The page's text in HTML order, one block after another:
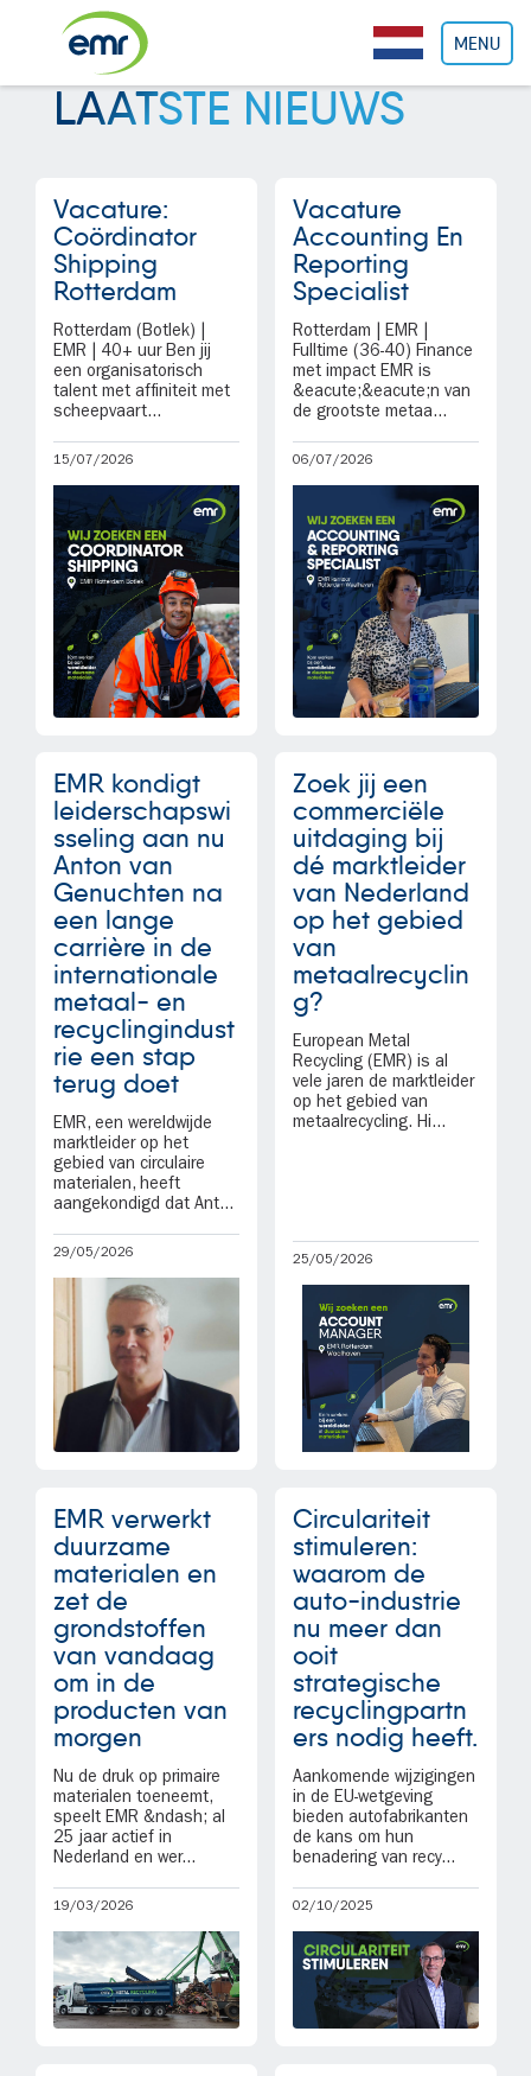
MENU
LAATSTE NIEUWS
Vacature:
Coördinator
Shipping
Rotterdam
Rotterdam (Botlek) |
EMR | 40+ uur Ben jij
een organisatorisch
talent met affiniteit met
scheepvaart...
15/07/2026
Vacature
Accounting En
Reporting
Specialist
Rotterdam | EMR |
Fulltime (36-40) Finance
met impact EMR is
&eacute;&eacute;n van
de grootste metaa...
06/07/2026
EMR kondigt
leiderschapswi
sseling aan nu
Anton van
Genuchten na
een lange
carrière in de
internationale
metaal- en
recyclingindust
rie een stap
terug doet
EMR, een wereldwijde
marktleider op het
gebied van circulaire
materialen, heeft
aangekondigd dat Ant...
29/05/2026
Zoek jij een
commerciële
uitdaging bij
dé marktleider
van Nederland
op het gebied
van
metaalrecyclin
g?
European Metal
Recycling (EMR) is al
vele jaren de marktleider
op het gebied van
metaalrecycling. Hi...
25/05/2026
EMR verwerkt
duurzame
materialen en
zet de
grondstoffen
van vandaag
om in de
producten van
morgen
Nu de druk op primaire
materialen toeneemt,
speelt EMR &ndash; al
25 jaar actief in
Nederland en wer...
19/03/2026
Circulariteit
stimuleren:
waarom de
auto-industrie
nu meer dan
ooit
strategische
recyclingpartn
ers nodig heeft.
Aankomende wijzigingen
in de EU-wetgeving
bieden autofabrikanten
de kans om hun
benadering van recy...
02/10/2025
Cookies beheer paneel